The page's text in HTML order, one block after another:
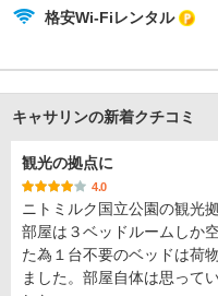
格安Wi-Fiレンタル
キャサリンの新着クチコミ
観光の拠点に
4.0
ニトミルク国立公園の観光
部屋は３ベッドルームしか
た為１台不要のベッドは荷
ました。部屋自体は思って